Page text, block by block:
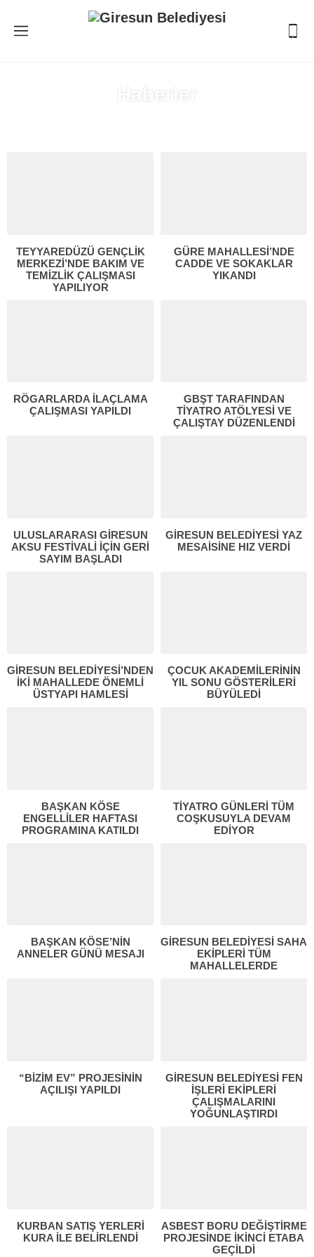
Haberler
TEYYAREDÜZÜ GENÇLİK
MERKEZİ’NDE BAKIM VE
TEMİZLİK ÇALIŞMASI
YAPILIYOR
GÜRE MAHALLESİ’NDE
CADDE VE SOKAKLAR
YIKANDI
RÖGARLARDA İLAÇLAMA
ÇALIŞMASI YAPILDI
GBŞT TARAFINDAN
TİYATRO ATÖLYESİ VE
ÇALIŞTAY DÜZENLENDİ
ULUSLARARASI GİRESUN
AKSU FESTİVALİ İÇİN GERİ
SAYIM BAŞLADI
GİRESUN BELEDİYESİ YAZ
MESAİSİNE HIZ VERDİ
GİRESUN BELEDİYESİ’NDEN
İKİ MAHALLEDE ÖNEMLİ
ÜSTYAPI HAMLESİ
ÇOCUK AKADEMİLERİNİN
YIL SONU GÖSTERİLERİ
BÜYÜLEDİ
BAŞKAN KÖSE
ENGELLİLER HAFTASI
PROGRAMINA KATILDI
TİYATRO GÜNLERİ TÜM
COŞKUSUYLA DEVAM
EDİYOR
BAŞKAN KÖSE’NİN
ANNELER GÜNÜ MESAJI
GİRESUN BELEDİYESİ SAHA
EKİPLERİ TÜM
MAHALLELERDE
“BİZİM EV” PROJESİNİN
AÇILIŞI YAPILDI
GİRESUN BELEDİYESİ FEN
İŞLERİ EKİPLERİ
ÇALIŞMALARINI
YOĞUNLAŞTIRDI
KURBAN SATIŞ YERLERİ
KURA İLE BELİRLENDİ
ASBEST BORU DEĞİŞTİRME
PROJESİNDE İKİNCİ ETABA
GEÇİLDİ